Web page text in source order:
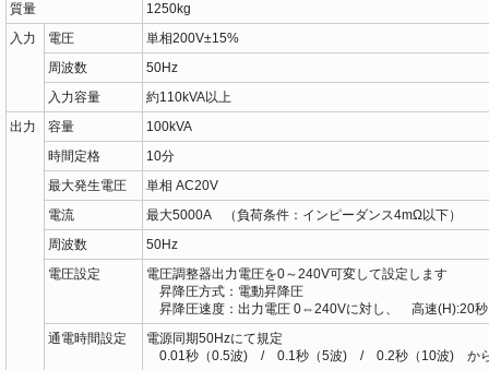
質量
1250kg
入力
電圧
単相200V±15%
周波数
50Hz
入力容量
約110kVA以上
出力
容量
100kVA
時間定格
10分
最大発生電圧
単相 AC20V
電流
最大5000A （負荷条件：インピーダンス4mΩ以下）
周波数
50Hz
電圧設定
電圧調整器出力電圧を0～240V可変して設定します
昇降圧方式：電動昇降圧
昇降圧速度：出力電圧 0⇔240Vに対し、 高速(H):20
通電時間設定
電源同期50Hzにて規定
0.01秒（0.5波) / 0.1秒（5波) / 0.2秒（10波) か